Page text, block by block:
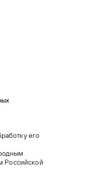
его
Российской